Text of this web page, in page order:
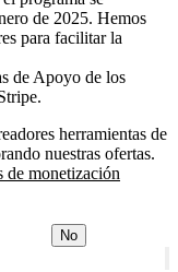
de 2025. Hemos
para facilitar la
de Apoyo de los
herramientas de
nuestras ofertas.
de monetización
No